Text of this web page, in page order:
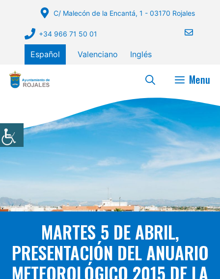
contenido
C/ Malecón de la Encantá, 1 - 03170 Rojales
+34 966 71 50 01
Español Valenciano Inglés
Menu
MARTES 5 DE ABRIL,
PRESENTACIÓN DEL ANUARIO
METEOROLÓGICO 2015 DE LA